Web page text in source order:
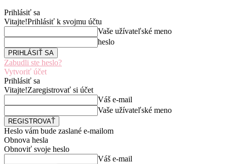
Prihlásiť sa
Vitajte!Prihlásiť k svojmu účtu
Vaše užívateľské meno
heslo
Zabudli ste heslo?
Vytvoriť účet
Prihlásiť sa
Vitajte!Zaregistrovať si účet
Váš e-mail
Vaše užívateľské meno
Heslo vám bude zaslané e-mailom
Obnova hesla
Obnoviť svoje heslo
Váš e-mail